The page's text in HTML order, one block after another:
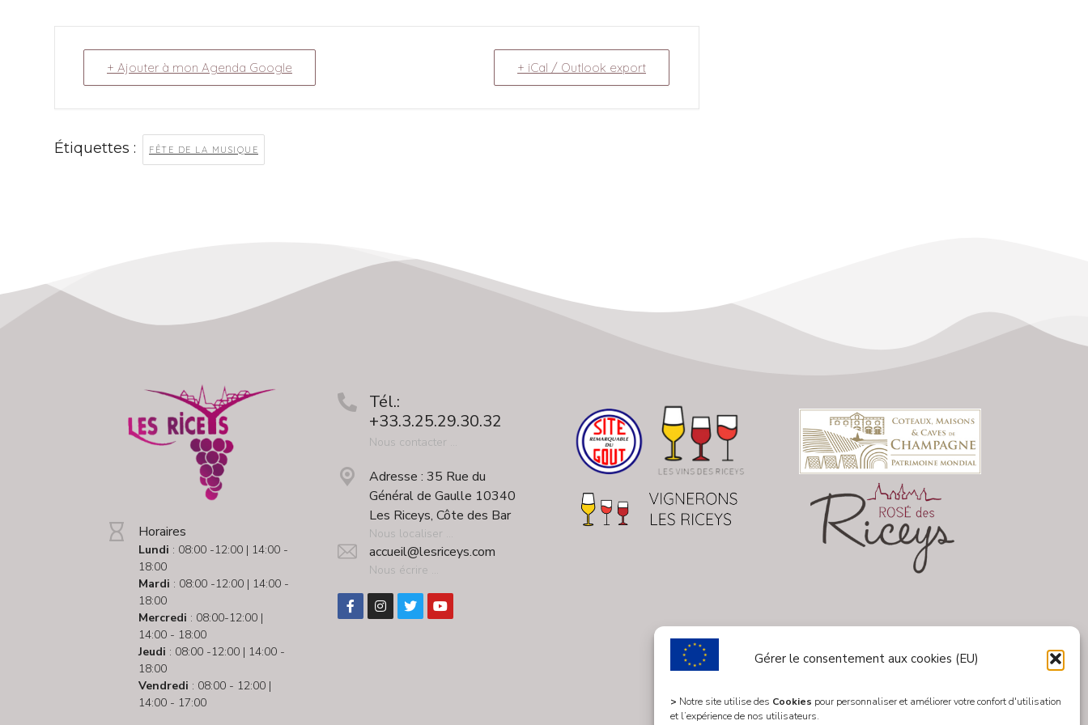
Gérer le consentement aux cookies (EU)
> Notre site utilise des Cookies pour personnaliser et améliorer votre confort d'utilisation
et l’expérience de nos utilisateurs.
+ Ajouter à mon Agenda Google + iCal / Outlook export
Étiquettes : FÊTE DE LA MUSIQUE
Horaires
Lundi : 08:00 -12:00 | 14:00 -
18:00
Mardi : 08:00 -12:00 | 14:00 -
18:00
Mercredi : 08:00-12:00 |
14:00 - 18:00
Jeudi : 08:00 -12:00 | 14:00 -
18:00
Vendredi : 08:00 - 12:00 |
14:00 - 17:00
Tél.:
+33.3.25.29.30.32
Nous contacter ...
Adresse : 35 Rue du
Général de Gaulle 10340
Les Riceys, Côte des Bar
Nous localiser ...
accueil@lesriceys.com
Nous écrire ...